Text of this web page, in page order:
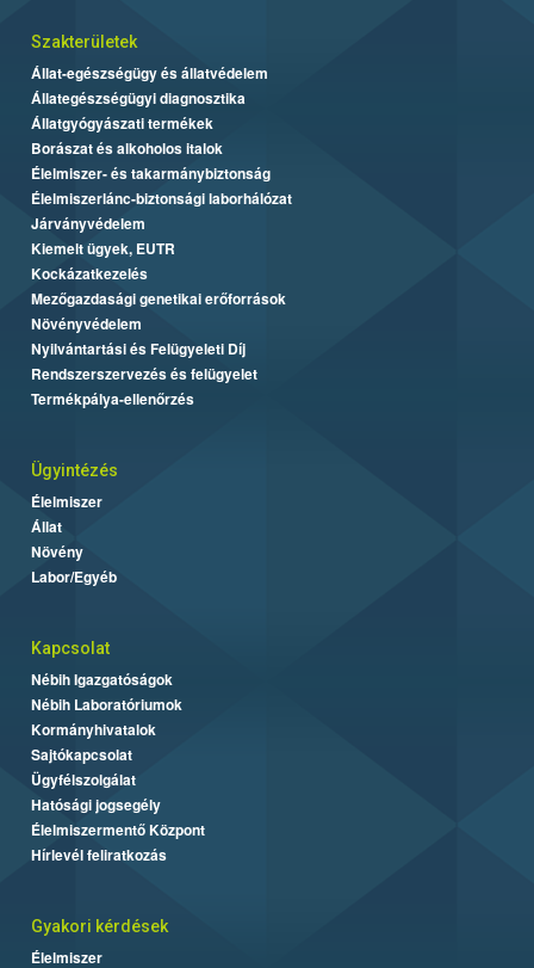
Szakterületek
Állat-egészségügy és állatvédelem
Állategészségügyi diagnosztika
Állatgyógyászati termékek
Borászat és alkoholos italok
Élelmiszer- és takarmánybiztonság
Élelmiszerlánc-biztonsági laborhálózat
Járványvédelem
Kiemelt ügyek, EUTR
Kockázatkezelés
Mezőgazdasági genetikai erőforrások
Növényvédelem
Nyilvántartási és Felügyeleti Díj
Rendszerszervezés és felügyelet
Termékpálya-ellenőrzés
Ügyintézés
Élelmiszer
Állat
Növény
Labor/Egyéb
Kapcsolat
Nébih Igazgatóságok
Nébih Laboratóriumok
Kormányhivatalok
Sajtókapcsolat
Ügyfélszolgálat
Hatósági jogsegély
Élelmiszermentő Központ
Hírlevél feliratkozás
Gyakori kérdések
Élelmiszer